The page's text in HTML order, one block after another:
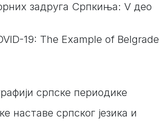
задруга Српкиња: V део
19: The Example of Belgrade
српскe периодике
наставе српског језика и